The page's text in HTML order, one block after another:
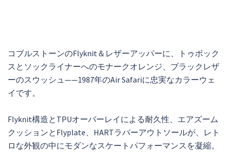
コブルストーンのFlyknit＆レザーアッパーに、トゥボック
スとソックライナーへのモナークオレンジ、ブラックレザ
ーのスウッシュ——1987年のAir Safariに忠実なカラーウェ
イです。
Flyknit構造とTPUオーバーレイによる耐久性、エアズーム
クッションとFlyplate、HARTラバーアウトソールが、レト
ロな外観の中にモダンなスケートパフォーマンスを凝縮。